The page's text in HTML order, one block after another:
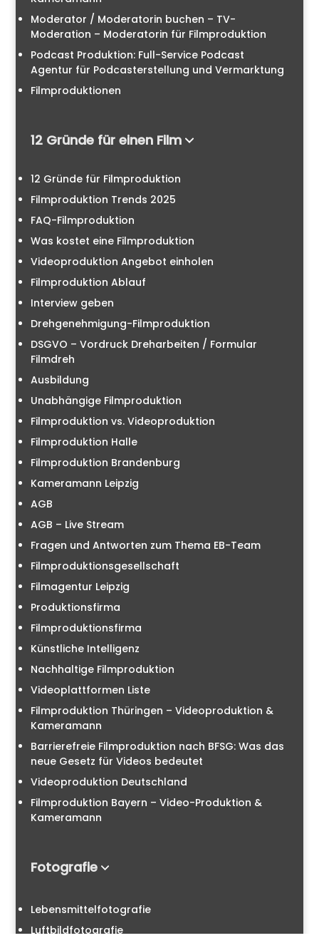
Moderator / Moderatorin buchen – TV-
Moderation – Moderatorin für Filmproduktion
Podcast Produktion: Full-Service Podcast
Agentur für Podcasterstellung und Vermarktung
Filmproduktionen
12 Gründe für einen Film
12 Gründe für Filmproduktion
Filmproduktion Trends 2025
FAQ-Filmproduktion
Was kostet eine Filmproduktion
Videoproduktion Angebot einholen
Filmproduktion Ablauf
Interview geben
Drehgenehmigung-Filmproduktion
DSGVO – Vordruck Dreharbeiten / Formular
Filmdreh
Ausbildung
Unabhängige Filmproduktion
Filmproduktion vs. Videoproduktion
Filmproduktion Halle
Filmproduktion Brandenburg
Kameramann Leipzig
AGB
AGB – Live Stream
Fragen und Antworten zum Thema EB-Team
Filmproduktionsgesellschaft
Filmagentur Leipzig
Produktionsfirma
Filmproduktionsfirma
Künstliche Intelligenz
Nachhaltige Filmproduktion
Videoplattformen Liste
Filmproduktion Thüringen – Videoproduktion &
Kameramann
Barrierefreie Filmproduktion nach BFSG: Was das
neue Gesetz für Videos bedeutet
Videoproduktion Deutschland
Filmproduktion Bayern – Video-Produktion &
Kameramann
Fotografie
Lebensmittelfotografie
Luftbildfotografie